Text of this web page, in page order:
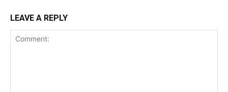
LEAVE A REPLY